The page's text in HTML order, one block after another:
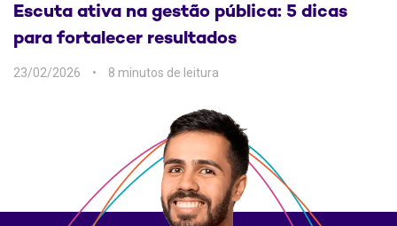
Escuta ativa na gestão pública: 5 dicas
para fortalecer resultados
23/02/2026 8 min